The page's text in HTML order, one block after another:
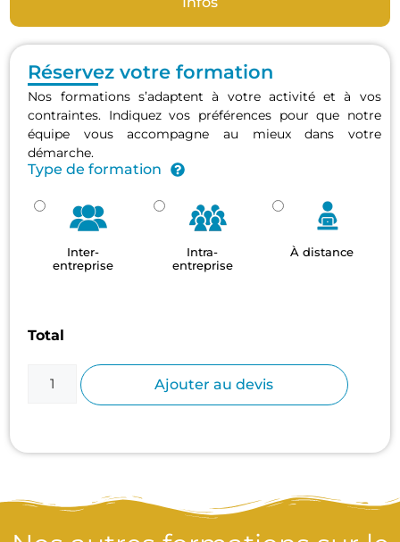
Réservez votre formation
Nos formations s’adaptent à votre activité et à vos
contraintes. Indiquez vos préférences pour que notre
équipe vous accompagne au mieux dans votre
démarche.
Type de formation
Inter-
entreprise
Intra-
entreprise
À distance
Total
Ajouter au devis